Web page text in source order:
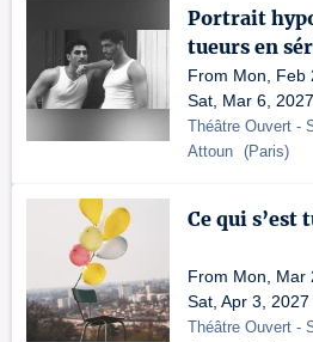
Portrait
tueurs en
From Mon, Feb
Sat, Mar 6,
Théâtre Ouvert -
Attoun (Paris)
Ce qui s’est
From Mon, Mar
Sat, Apr 3,
Théâtre Ouvert -